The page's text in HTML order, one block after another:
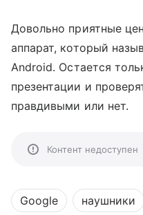
Довольно приятные
аппарат, который
Android. Остается
презентации и
правдивыми или нет.
Контент недоступен
Google наушники